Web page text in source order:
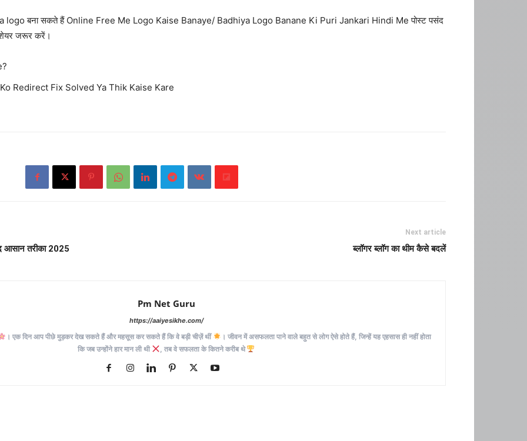
logo बना सकते हैं Online Free Me Logo Kaise Banaye/ Badhiya Logo Banane Ki Puri Jankari Hindi Me पोस्ट पसंद
शेयर जरूर करें।
Redirect Fix Solved Ya Thik Kaise Kare
तरीका 2025
Next article
ब्लॉगर ब्लॉग का थीम कैसे बदलें
Pm Net Guru
https://aaiyesikhe.com/
। एक दिन आप पीछे मुड़कर देख सकते हैं और महसूस कर सकते हैं कि वे बड़ी चीज़ें थीं
। जीवन में असफलता पाने वाले बहुत से लोग ऐसे होते हैं, जिन्हें यह एहसास ही नहीं होता
कि जब उन्होंने हार मान ली थी
, तब वे सफलता के कितने करीब थे